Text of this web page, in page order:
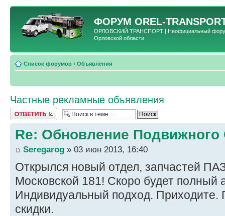
ФОРУМ OREL-
ОРЛОВСКИЙ ТРАНСПОРТ | Неофициальный форум
Орловской области
Список форумов ‹ Объявления
Частные рекламные объявления
Ответить
Re: Обновление Подвижного
Seregarog » 03 июн 2013, 16:40
Открылся новый отдел, запчастей
Московской 181! Скоро будет полный
Индивидуальный подход. Приходите.
скидки.